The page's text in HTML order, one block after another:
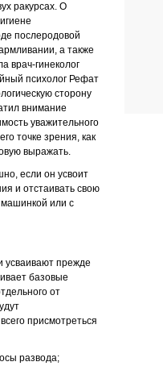
ракурсах. О
послеродовой
а также
врач-гинеколог
психолог Рефат
сторону
внимание
уважительного
точке зрения, как
выражать.
если он усвоит
и отстаивать свою
машинкой или с
усваивают прежде
базовые
от
присмотреться
развода;